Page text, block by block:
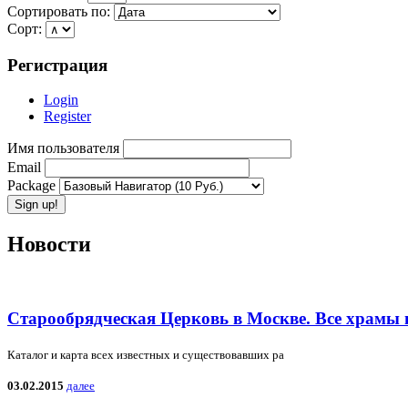
Сортировать по:
Сорт:
Регистрация
Login
Register
Имя пользователя
Email
Package
Новости
Старообрядческая Церковь в Москве. Все
Каталог и карта всех известных и существовавших ра
03.02.2015 далее